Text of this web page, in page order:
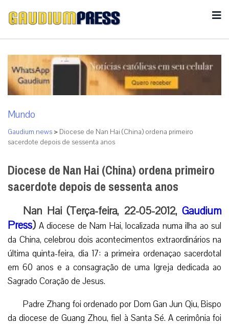
Mundo
Gaudium news > Diocese de Nan Hai (China) ordena primeiro
sacerdote depois de sessenta anos
Diocese de Nan Hai (China) ordena primeiro
sacerdote depois de sessenta anos
Nan Hai (Terça-feira, 22-05-2012, Gaudium
Press) A diocese de Nam Hai, localizada numa ilha ao sul
da China, celebrou dois acontecimentos extraordinários na
última quinta-feira, dia 17: a primeira ordenaçao sacerdotal
em 60 anos e a consagração de uma Igreja dedicada ao
Sagrado Coração de Jesus.
Padre Zhang foi ordenado por Dom Gan Jun Qiu, Bispo
da diocese de Guang Zhou, fiel à Santa Sé. A cerimônia foi